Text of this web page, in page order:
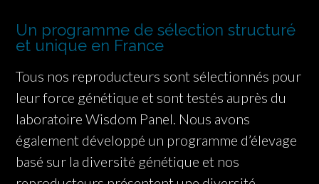
Un programme de sélection structuré
et unique en France
Tous nos reproducteurs sont sélectionnés pour
leur force génétique et sont testés auprès du
laboratoire Wisdom Panel. Nous avons
également développé un programme d’élevage
basé sur la diversité génétique et nos